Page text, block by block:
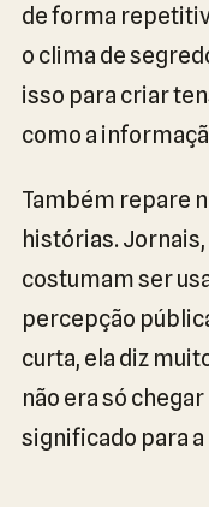
de forma
o clima de
isso para criar
como a
Também repare
histórias.
costumam ser
percepção
curta, ela diz
não era só
significado para a